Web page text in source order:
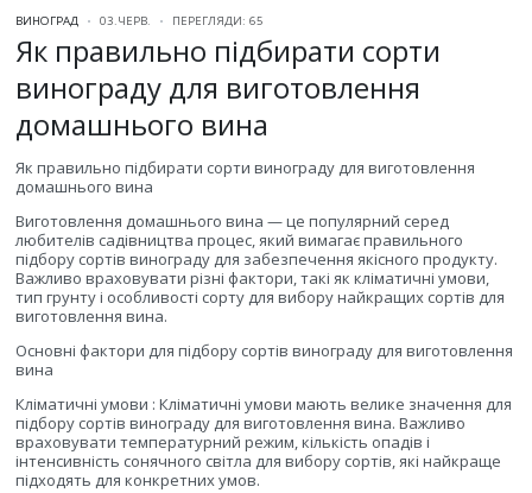
ВИНОГРАД 03.ЧЕРВ. ПЕРЕГЛЯДИ: 65
Як правильно підбирати сорти
винограду для виготовлення
домашнього вина
Як правильно підбирати сорти винограду для виготовлення
домашнього вина
Виготовлення домашнього вина — це популярний серед
любителів садівництва процес, який вимагає правильного
підбору сортів винограду для забезпечення якісного продукту.
Важливо враховувати різні фактори, такі як кліматичні умови,
тип грунту і особливості сорту для вибору найкращих сортів для
виготовлення вина.
Основні фактори для підбору сортів винограду для виготовлення
вина
Кліматичні умови : Кліматичні умови мають велике значення для
підбору сортів винограду для виготовлення вина. Важливо
враховувати температурний режим, кількість опадів і
інтенсивність сонячного світла для вибору сортів, які найкраще
підходять для конкретних умов.